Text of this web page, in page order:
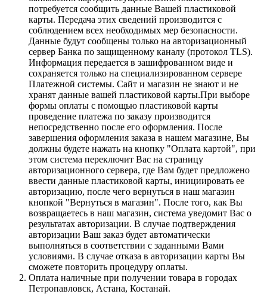
потребуется сообщить данные Вашей пластиковой
карты. Передача этих сведений производится с
соблюдением всех необходимых мер безопасности.
Данные будут сообщены только на авторизационный
сервер Банка по защищенному каналу (протокол TLS).
Информация передается в зашифрованном виде и
сохраняется только на специализированном сервере
Платежной системы. Сайт и магазин не знают и не
хранят данные вашей пластиковой карты.При выборе
формы оплаты с помощью пластиковой карты
проведение платежа по заказу производится
непосредственно после его оформления. После
завершения оформления заказа в нашем магазине, Вы
должны будете нажать на кнопку "Оплата картой", при
этом система переключит Вас на страницу
авторизационного сервера, где Вам будет предложено
ввести данные пластиковой карты, инициировать ее
авторизацию, после чего вернуться в наш магазин
кнопкой "Вернуться в магазин". После того, как Вы
возвращаетесь в наш магазин, система уведомит Вас о
результатах авторизации. В случае подтверждения
авторизации Ваш заказ будет автоматически
выполняться в соответствии с заданными Вами
условиями. В случае отказа в авторизации карты Вы
сможете повторить процедуру оплаты.
Оплата наличные при получении товара в городах
Петропавловск, Астана, Костанай.